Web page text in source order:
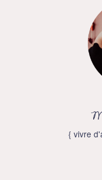
{ vivre